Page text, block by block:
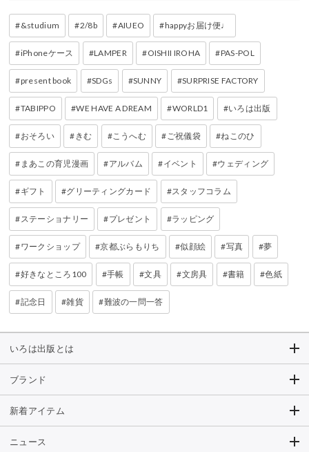
&studium 2/8b AIUEO happyお届け便♩
iPhoneケース LAMPER OISHII IROHA PAS-POL
present book SDGs SUNNY SURPRISE FACTORY
TABIPPO WE HAVE A DREAM WORLD1 いろは出版
おそろい きむ こうへむ ご祝儀袋 ねこのひ
まあこの育児漫画 アルバム イベント ウェディング
ギフト グリーティングカード スタッフコラム
ステーショナリー プレゼント ラッピング
ワークショップ 京都ぶらもりち 似顔絵 写真 夢
好きなところ100 手帳 文具 文房具 書籍 色紙
記念日 雑貨 難波の一問一答
いろは出版とは
ブランド
新着アイテム
ニュース